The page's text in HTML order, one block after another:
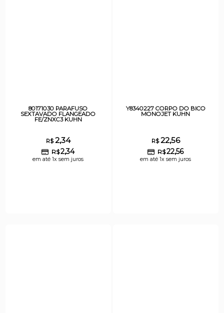
80171030 PARAFUSO
SEXTAVADO FLANGEADO
FE/ZNXC3 KUHN
R$2,34
R$2,34
em até 1x sem juros
Y8340227 CORPO DO BICO
MONOJET KUHN
R$22,56
R$22,56
em até 1x sem juros